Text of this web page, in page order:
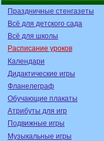
Праздничные стенгазеты
Всё для детского сада
Всё для школы
Расписание уроков
Календари
Дидактические игры
Фланелеграф
Обучающие плакаты
Атрибуты для игр
Подвижные игры
Музыкальные игры